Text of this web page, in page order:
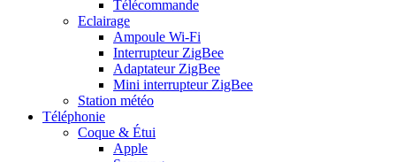
Télécommande
Eclairage
Ampoule Wi-Fi
Interrupteur ZigBee
Adaptateur ZigBee
Mini interrupteur ZigBee
Station météo
Téléphonie
Coque & Étui
Apple